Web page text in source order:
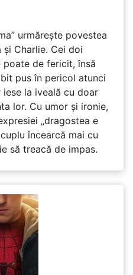
urmărește povestea
Charlie. Cei doi
de fericit, însă
pus în pericol atunci
la iveală cu doar
lor. Cu umor și ironie,
„dragostea e
încearcă mai cu
să treacă de impas.